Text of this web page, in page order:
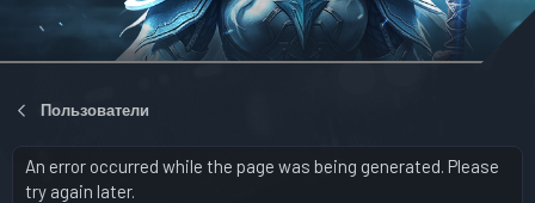
Пользователи
An error occurred while the page was being generated. Please
try again later.